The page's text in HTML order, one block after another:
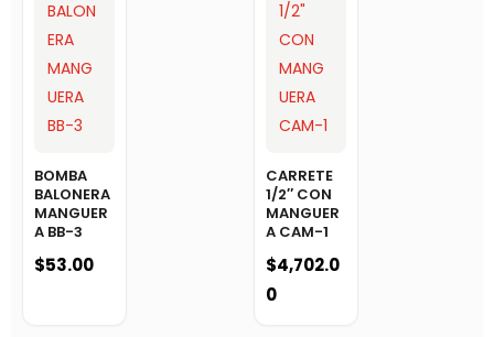
BOMBA
BALONERA
MANGUER
A BB-3
$53.00
CARRETE
1/2″ CON
MANGUER
A CAM-1
$4,702.0
0